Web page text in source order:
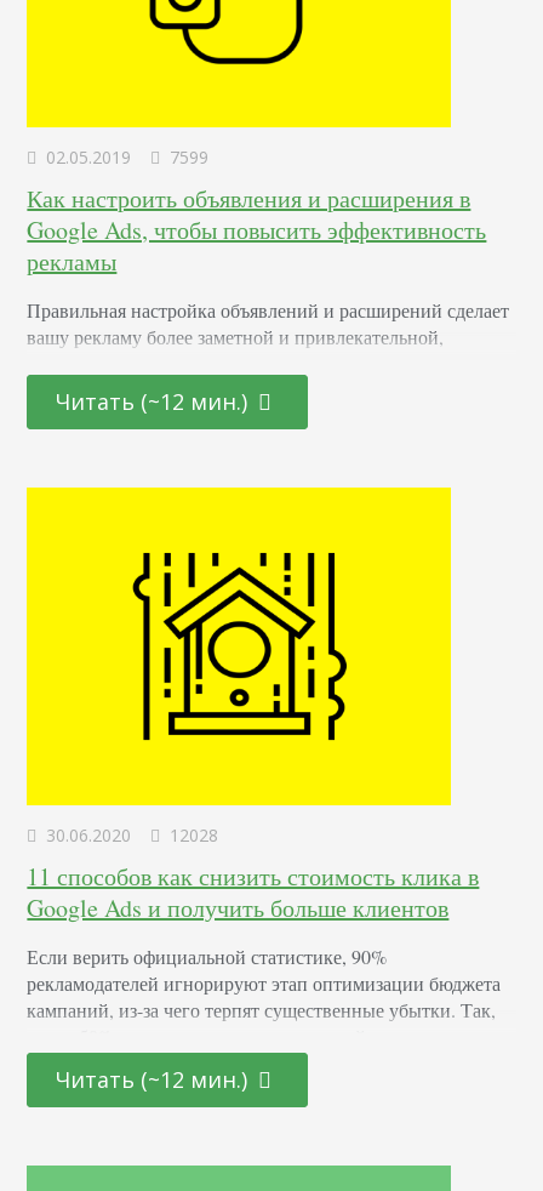
02.05.2019 7599
Как настроить объявления и расширения в
Google Ads, чтобы повысить эффективность
рекламы
Правильная настройка объявлений и расширений сделает
вашу рекламу более заметной и привлекательной,
объявления. За счет того, что пользователь сможет
выполнить действие прямо в результатах поиска
регионах. О чем…
Читать (~12 мин.)
30.06.2020 12028
11 способов как снизить стоимость клика в
Google Ads и получить больше клиентов
Если верить официальной статистике, 90%
рекламодателей игнорируют этап оптимизации бюджета
кампаний, из-за чего терпят существенные убытки. Так,
оказываются слитыми в трубу. Что же касается тех, кто
интересуется, как снизить цену за клик, то им удается
Читать (~12 мин.)